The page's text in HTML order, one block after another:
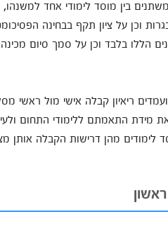
בין מוסד לימודי אחד
וכן על ציון תקף בבחינה
הללו בלבד וכן על סמך סיום
ריאיון קבלה אישי מול ראשי
מידת התאמתם ללימודי התחום
לימודים מהן דרישות הקבלה אותן